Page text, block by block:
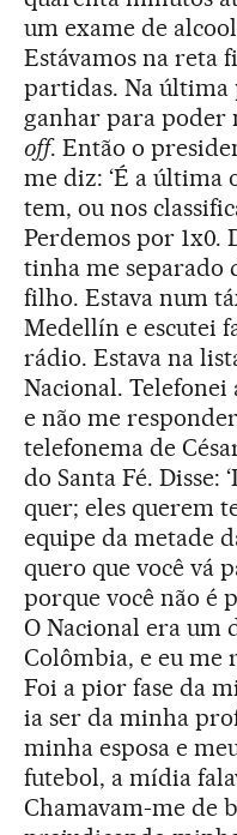
um exame de
Estávamos na reta
partidas. Na última
ganhar para poder
off. Então o
me diz: ‘É a última
tem, ou nos
Perdemos por 1x0.
tinha me separado
filho. Estava num
Medellín e escutei
rádio. Estava na
Nacional. Telefonei
e não me
telefonema de
do Santa Fé. Disse:
quer; eles querem
equipe da metade
quero que você vá
porque você não é
O Nacional era um
Colômbia, e eu me
Foi a pior fase da
ia ser da minha
minha esposa e
futebol, a mídia
Chamavam-me de